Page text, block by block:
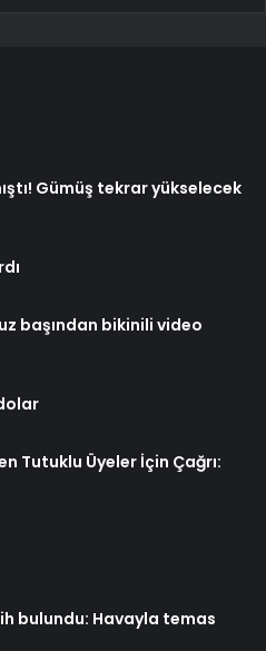
Gümüş tekrar yükselecek
başından bikinili video
Tutuklu Üyeler İçin Çağrı:
bulundu: Havayla temas